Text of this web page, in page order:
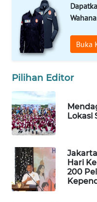
Buka
Pilihan Editor
Lokasi
Hari
200
WAHANA
KONSUMEN
WAHANA
LISTRIK
WAHANA
TRAVEL
WAHANA
TV
WAHANANEWS
ID
WAHANANEWS